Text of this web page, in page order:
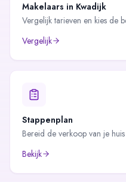
Makelaars in Kwadijk
Vergelijk tarieven en kies de
Vergelijk
Stappenplan
Bereid de verkoop van je
Bekijk